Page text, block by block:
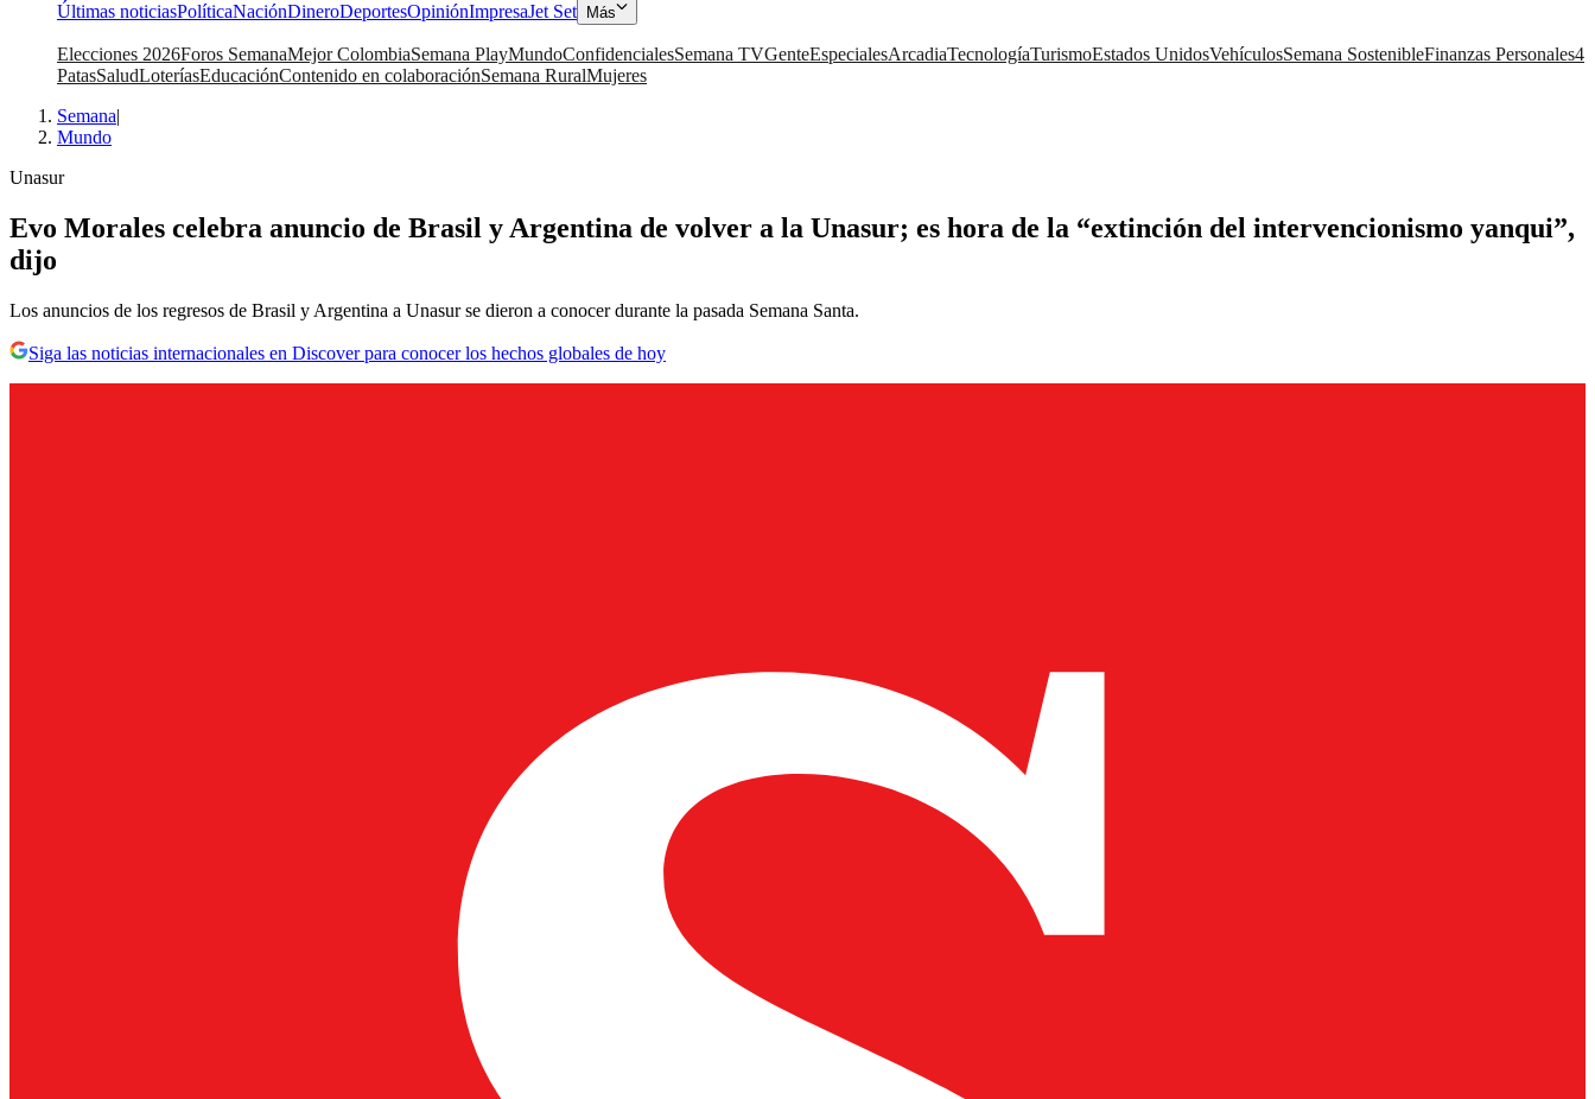
Últimas noticiasPolíticaNaciónDineroDeportesOpiniónImpresaJet Set Más
Elecciones 2026Foros SemanaMejor ColombiaSemana PlayMundoConfidencialesSemana TVGenteEspecialesArcadiaTecnologíaTurismoEstados UnidosVehículosSemana SostenibleFinanzas Personales4
PatasSaludLoteríasEducaciónContenido en colaboraciónSemana RuralMujeres
Semana|
Mundo
Unasur
Evo Morales celebra anuncio de Brasil y Argentina de volver a la Unasur; es hora de la “extinción del intervencionismo yanqui”,
dijo
Los anuncios de los regresos de Brasil y Argentina a Unasur se dieron a conocer durante la pasada Semana Santa.
Siga las noticias internacionales en Discover para conocer los hechos globales de hoy